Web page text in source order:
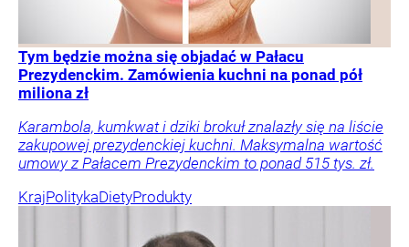
Tym będzie można się objadać w Pałacu
Prezydenckim. Zamówienia kuchni na ponad pół
miliona zł
Karambola, kumkwat i dziki brokuł znalazły się na liście
zakupowej prezydenckiej kuchni. Maksymalna wartość
umowy z Pałacem Prezydenckim to ponad 515 tys. zł.
KrajPolitykaDietyProdukty